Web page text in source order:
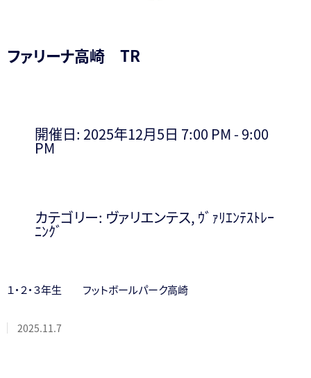
ファリーナ高崎 TR
開催日: 2025年12月5日 7:00 PM - 9:00
PM
カテゴリー: ヴァリエンテス, ｳﾞｧﾘｴﾝﾃｽﾄﾚｰ
ﾆﾝｸﾞ
１・２・３年生 フットボールパーク高崎
2025.11.7